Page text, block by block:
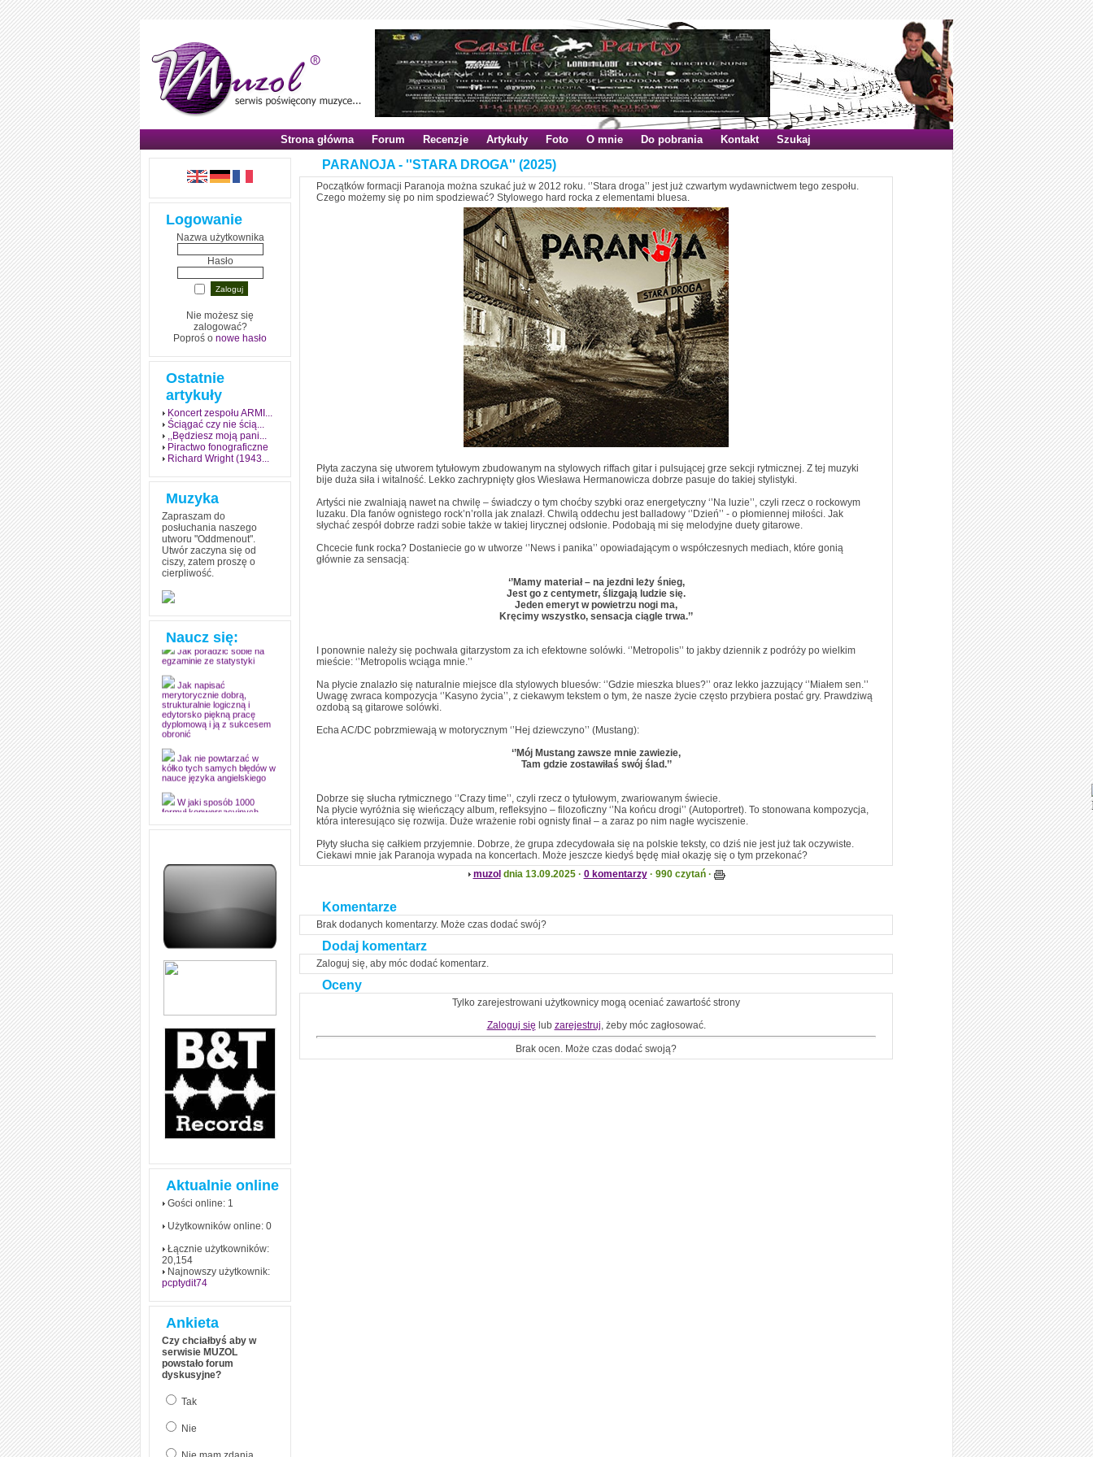
Strona główna Forum Recenzje Artykuły Foto O mnie Do pobrania Kontakt Szukaj
Logowanie
Nazwa użytkownika
Hasło
Nie możesz się
zalogować?
Poproś o nowe hasło
Ostatnie
artykuły
Koncert zespołu ARMI...
Ściągać czy nie ścią...
,,Będziesz moją pani...
Piractwo fonograficzne
Richard Wright (1943...
Muzyka
Zapraszam do
posłuchania naszego
utworu "Oddmenout".
Utwór zaczyna się od
ciszy, zatem proszę o
cierpliwość.
Naucz się:
Jak stworzyć fenomen
egzamin? Poznaj metody
mistrzów
Jak poradzić sobie na
egzaminie ze statystyki
Jak napisać
merytorycznie dobrą,
strukturalnie logiczną i
edytorsko piękną pracę
dyplomową i ją z sukcesem
obronić
Jak nie powtarzać w
kółko tych samych błędów w
nauce języka angielskiego
W jaki sposób 1000
pozwoli Ci opanować język
zapamiętasz
zrozumiale wytłumaczył, na
(reported speech) w języku
angielskim
dłużej!
Aktualnie online
Gości online: 1
Użytkowników online: 0
Łącznie użytkowników:
20,154
Najnowszy użytkownik:
pcptydit74
Ankieta
Czy chciałbyś aby w
serwisie MUZOL
powstało forum
dyskusyjne?
Tak
Nie
PARANOJA - ''STARA DROGA'' (2025)
Początków formacji Paranoja można szukać już w 2012 roku. ‘’Stara droga’’ jest już czwartym wydawnictwem tego zespołu.
Czego możemy się po nim spodziewać? Stylowego hard rocka z elementami bluesa.
Płyta zaczyna się utworem tytułowym zbudowanym na stylowych riffach gitar i pulsującej grze sekcji rytmicznej. Z tej muzyki
bije duża siła i witalność. Lekko zachrypnięty głos Wiesława Hermanowicza dobrze pasuje do takiej stylistyki.
Artyści nie zwalniają nawet na chwilę – świadczy o tym choćby szybki oraz energetyczny ‘’Na luzie’’, czyli rzecz o rockowym
luzaku. Dla fanów ognistego rock’n’rolla jak znalazł. Chwilą oddechu jest balladowy ‘’Dzień’’ - o płomiennej miłości. Jak
słychać zespół dobrze radzi sobie także w takiej lirycznej odsłonie. Podobają mi się melodyjne duety gitarowe.
Chcecie funk rocka? Dostaniecie go w utworze ‘’News i panika’’ opowiadającym o współczesnych mediach, które gonią
głównie za sensacją:
‘’Mamy materiał – na jezdni leży śnieg,
Jest go z centymetr, ślizgają ludzie się.
Jeden emeryt w powietrzu nogi ma,
Kręcimy wszystko, sensacja ciągle trwa.’’
I ponownie należy się pochwała gitarzystom za ich efektowne solówki. ‘’Metropolis’’ to jakby dziennik z podróży po wielkim
mieście: ‘’Metropolis wciąga mnie.’’
Na płycie znalazło się naturalnie miejsce dla stylowych bluesów: ‘’Gdzie mieszka blues?’’ oraz lekko jazzujący ‘’Miałem sen.’’
Uwagę zwraca kompozycja ‘’Kasyno życia’’, z ciekawym tekstem o tym, że nasze życie często przybiera postać gry. Prawdziwą
ozdobą są gitarowe solówki.
Echa AC/DC pobrzmiewają w motorycznym ‘’Hej dziewczyno’’ (Mustang):
‘’Mój Mustang zawsze mnie zawiezie,
Tam gdzie zostawiłaś swój ślad.’’
Dobrze się słucha rytmicznego ‘’Crazy time’’, czyli rzecz o tytułowym, zwariowanym świecie.
Na płycie wyróżnia się wieńczący album, refleksyjno – filozoficzny ‘’Na końcu drogi’’ (Autoportret). To stonowana kompozycja,
która interesująco się rozwija. Duże wrażenie robi ognisty finał – a zaraz po nim nagłe wyciszenie.
Płyty słucha się całkiem przyjemnie. Dobrze, że grupa zdecydowała się na polskie teksty, co dziś nie jest już tak oczywiste.
Ciekawi mnie jak Paranoja wypada na koncertach. Może jeszcze kiedyś będę miał okazję się o tym przekonać?
muzol dnia 13.09.2025 · 0 komentarzy· 990 czytań ·
Komentarze
Brak dodanych komentarzy. Może czas dodać swój?
Dodaj komentarz
Zaloguj się, aby móc dodać komentarz.
Oceny
Tylko zarejestrowani użytkownicy mogą oceniać zawartość strony
Zaloguj się lub zarejestruj, żeby móc zagłosować.
Brak ocen. Może czas dodać swoją?